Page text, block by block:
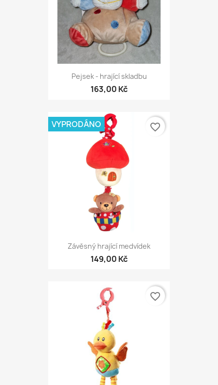
Pejsek - hrající skladbu
163,00 Kč
Závěsný hrající medvídek
149,00 Kč
VYPRODÁNO favorite_border
favorite_border